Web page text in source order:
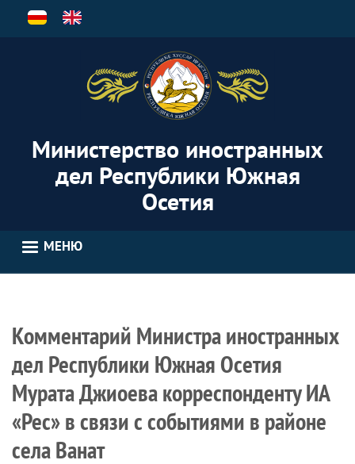
Перейти
Министерство иностранных
дел Республики Южная
Осетия
МЕНЮ
Комментарий Министра иностранных
дел Республики Южная Осетия
Мурата Джиоева корреспонденту ИА
«Рес» в связи с событиями в районе
села Ванат